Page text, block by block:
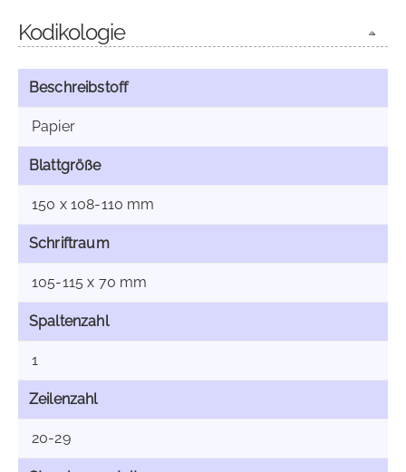
Kodikologie
Beschreibstoff
Papier
Blattgröße
150 x 108-110 mm
Schriftraum
105-115 x 70 mm
Spaltenzahl
1
Zeilenzahl
20-29